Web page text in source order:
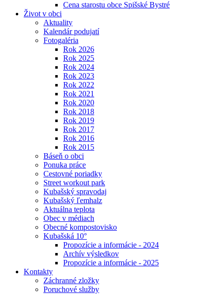
Cena starostu obce Spišské Bystré
Život v obci
Aktuality
Kalendár podujatí
Fotogaléria
Rok 2026
Rok 2025
Rok 2024
Rok 2023
Rok 2022
Rok 2021
Rok 2020
Rok 2018
Rok 2019
Rok 2017
Rok 2016
Rok 2015
Báseň o obci
Ponuka práce
Cestovné poriadky
Street workout park
Kubašský spravodaj
Kubašský ľemhalz
Aktuálna teplota
Obec v médiach
Obecné kompostovisko
Kubašská 10°
Propozície a informácie - 2024
Archív výsledkov
Propozície a informácie - 2025
Kontakty
Záchranné zložky
Poruchové služby